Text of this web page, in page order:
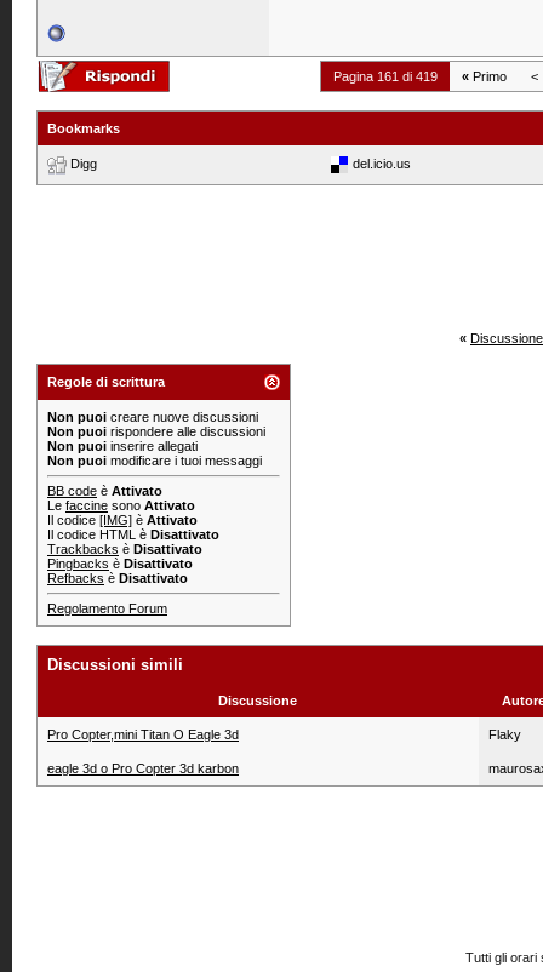
Pagina 161 di 419 « Primo <
Bookmarks
Digg del.icio.us
«
Regole di scrittura
Non puoi creare nuove discussioni
Non puoi rispondere alle discussioni
Non puoi inserire allegati
Non puoi modificare i tuoi messaggi
BB code è Attivato
Le faccine sono Attivato
Il codice [IMG] è Attivato
Il codice HTML è Disattivato
Trackbacks è Disattivato
Pingbacks è Disattivato
Refbacks è Disattivato
Regolamento Forum
Discussioni simili
Discussione
Pro Copter,mini Titan O Eagle 3d Flaky
eagle 3d o Pro Copter 3d karbon
Tutti gli orari